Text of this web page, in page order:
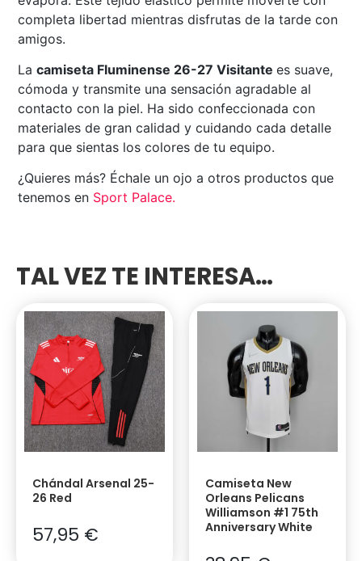
completa libertad mientras disfrutas de la tarde con
amigos.
Lacamiseta Fluminense 26-27 Visitantees suave,
cómoda y transmite una sensación agradable al
contacto con la piel. Ha sido confeccionada con
materiales de gran calidad y cuidando cada detalle
para que sientas los colores de tu equipo.
¿Quieres más? Échale un ojo a otros productos que
tenemos en Sport Palace.
TAL VEZ TE INTERESA…
Chándal Arsenal 25-
26 Red
57,95 €
Camiseta New
Orleans Pelicans
Williamson #1 75th
Anniversary White